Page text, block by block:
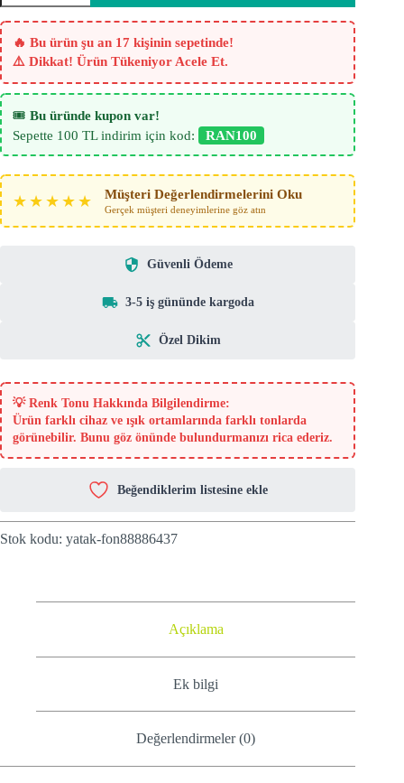
Perdesi
-
Lante
Kum
Bej
Fon
Perde
Jakar
-
Mor
Desenli
adet
🔥 Bu ürün şu an 17 kişinin sepetinde!
⚠️ Dikkat! Ürün Tükeniyor Acele Et.
🎟️ Bu üründe kupon var!
Sepette 100 TL indirim için kod:
RAN100
★★★★★ Müşteri Değerlendirmelerini Oku
Gerçek müşteri deneyimlerine göz atın
Güvenli Ödeme
3-5 iş gününde kargoda
Özel Dikim
💡 Renk Tonu Hakkında Bilgilendirme:
Ürün farklı cihaz ve ışık ortamlarında farklı tonlarda
görünebilir. Bunu göz önünde bulundurmanızı rica ederiz.
Beğendiklerim listesine ekle
Stok kodu: yatak-fon88886437
Açıklama
Ek bilgi
Değerlendirmeler (0)